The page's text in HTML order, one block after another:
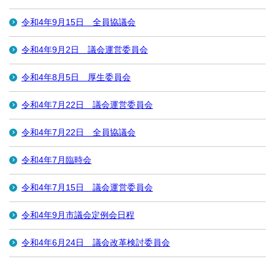
令和4年9月15日 全員協議会
令和4年9月2日 議会運営委員会
令和4年8月5日 厚生委員会
令和4年7月22日 議会運営委員会
令和4年7月22日 全員協議会
令和4年7月臨時会
令和4年7月15日 議会運営委員会
令和4年9月市議会定例会日程
令和4年6月24日 議会改革検討委員会